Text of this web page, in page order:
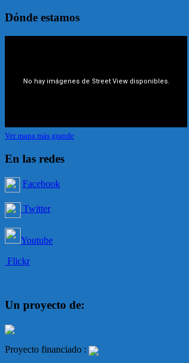
Dónde estamos
Ver mapa más grande
En las redes
Facebook
Twitter
Youtube
Flickr
Un proyecto de:
Proyecto financiado :